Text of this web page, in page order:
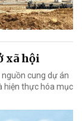
xã hội
cung dự án
hiện thực hóa mục